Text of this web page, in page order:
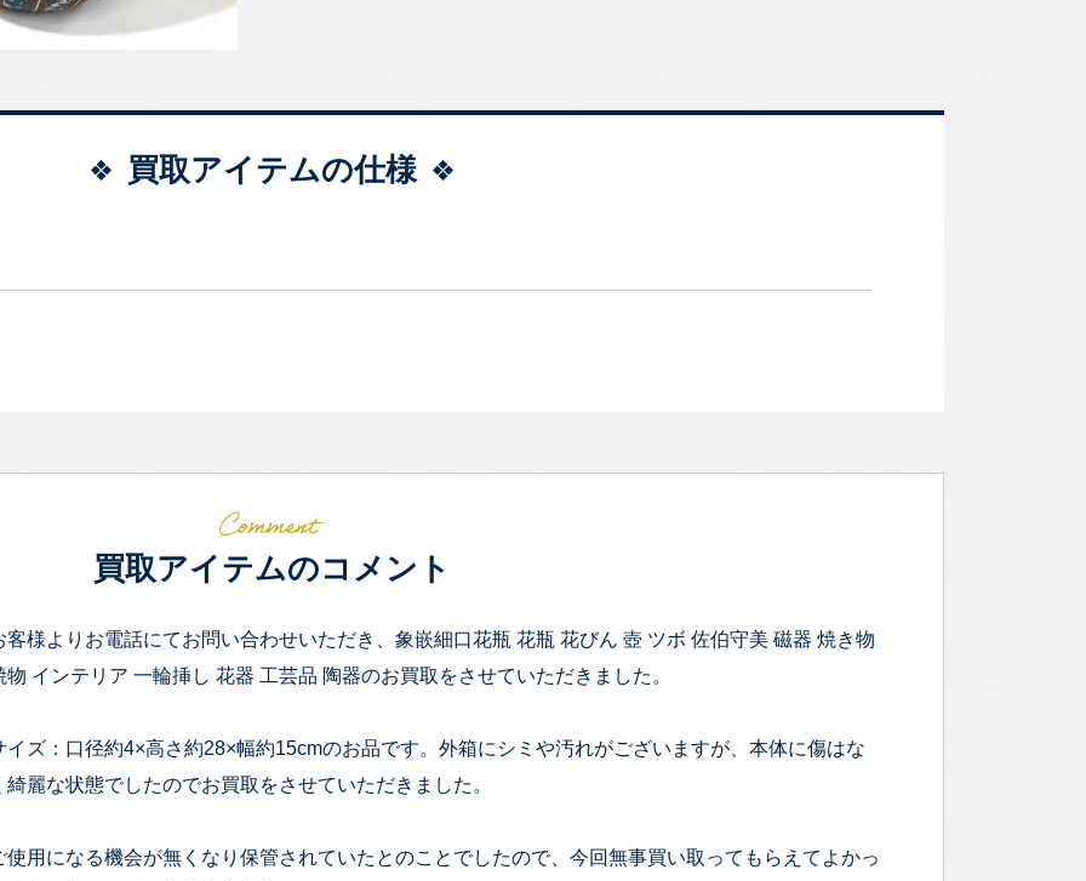
買取アイテムの仕様
買取アイテムのコメント
客様よりお電話にてお問い合わせいただき、象嵌細口花瓶 花瓶 花びん 壺 ツボ 佐伯守美 磁器 焼き物
物 インテリア 一輪挿し 花器 工芸品 陶器のお買取をさせていただきました。
イズ：口径約4×高さ約28×幅約15cmのお品です。外箱にシミや汚れがございますが、本体に傷はな
綺麗な状態でしたのでお買取をさせていただきました。
使用になる機会が無くなり保管されていたとのことでしたので、今回無事買い取ってもらえてよかっ